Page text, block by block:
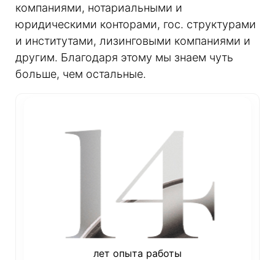
компаниями, нотариальными и
юридическими конторами, гос. структурами
и институтами, лизинговыми компаниями и
другим. Благодаря этому мы знаем чуть
больше, чем остальные.
лет опыта работы